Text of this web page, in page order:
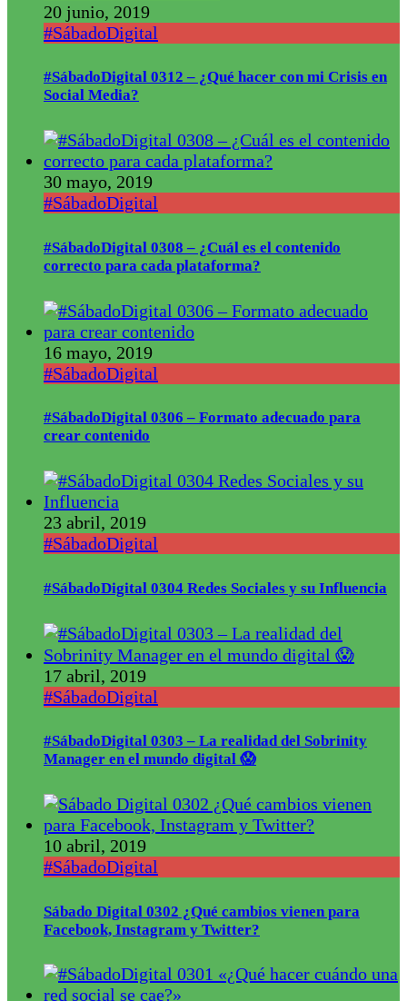
20 junio, 2019
#SábadoDigital
#SábadoDigital 0312 – ¿Qué hacer con mi Crisis en
Social Media?
30 mayo, 2019
#SábadoDigital
#SábadoDigital 0308 – ¿Cuál es el contenido
correcto para cada plataforma?
16 mayo, 2019
#SábadoDigital
#SábadoDigital 0306 – Formato adecuado para
crear contenido
23 abril, 2019
#SábadoDigital
#SábadoDigital 0304 Redes Sociales y su Influencia
17 abril, 2019
#SábadoDigital
#SábadoDigital 0303 – La realidad del Sobrinity
Manager en el mundo digital 😱
10 abril, 2019
#SábadoDigital
Sábado Digital 0302 ¿Qué cambios vienen para
Facebook, Instagram y Twitter?